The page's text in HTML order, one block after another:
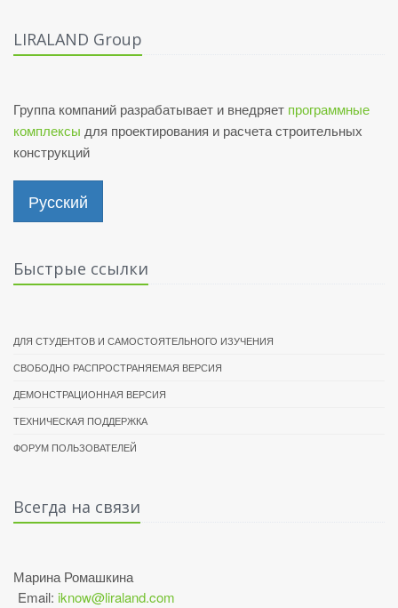
LIRALAND Group
Группа компаний разрабатывает и внедряет программные
комплексы для проектирования и расчета строительных
конструкций
Русский
Быстрые ссылки
ДЛЯ СТУДЕНТОВ И САМОСТОЯТЕЛЬНОГО ИЗУЧЕНИЯ
СВОБОДНО РАСПРОСТРАНЯЕМАЯ ВЕРСИЯ
ДЕМОНСТРАЦИОННАЯ ВЕРСИЯ
ТЕХНИЧЕСКАЯ ПОДДЕРЖКА
ФОРУМ ПОЛЬЗОВАТЕЛЕЙ
Всегда на связи
Марина Ромашкина
Email: iknow@liraland.com